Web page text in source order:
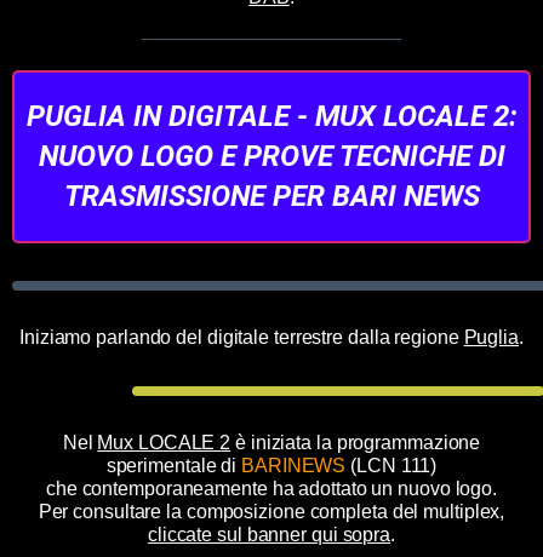
PUGLIA IN DIGITALE - MUX LOCALE 2:
NUOVO LOGO E PROVE TECNICHE DI
TRASMISSIONE PER BARI NEWS
Iniziamo parlando del digitale terrestre dalla regione Puglia.
Nel Mux LOCALE 2 è iniziata la programmazione
sperimentale di BARINEWS (LCN 111)
che contemporaneamente ha adottato un nuovo logo.
Per consultare la composizione completa del multiplex,
cliccate sul banner qui sopra.